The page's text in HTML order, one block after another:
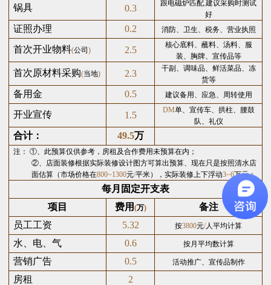
锅具 0.3 跟电磁炉匹配 建议采购时测试
好
证照办理 0.2 消防、卫生、税务、营业执照
首次开业物料(公司) 2.5
核心底料、蘸料、汤料、服
装、胸牌、宣传品等
首次原材料采购(当地) 2.3
干副、调味品、鲜活菜品、冻
货等
备用金 0.5 建议备用、应急、周转使用
开业宣传 1.5 DM单、宣传车、拱柱、腰鼓
队、礼仪
合计： 49.5万
注： ①、此预算仅供参考，房租及合作费用未预算在内；
②、店面装修根据实际装修设计图方可算出预算、现在只是按照清水店
面估算（市场价格在800~1300元/平米），实际装修上下浮动3~6万元；
每月固定开支表
项目
费用 (万)
备注
员工工资
5.32 按3800元/人平均计算
水、电、气 0.6 按月平均数计算
营销广告 0.5 活动推广、宣传品制作
房租
2